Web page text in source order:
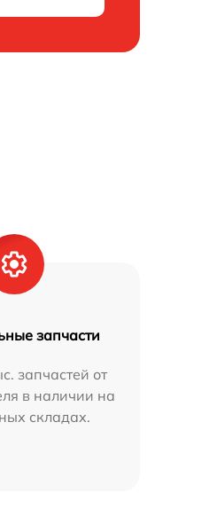
запчасти
запчастей от
в наличии на
складах.